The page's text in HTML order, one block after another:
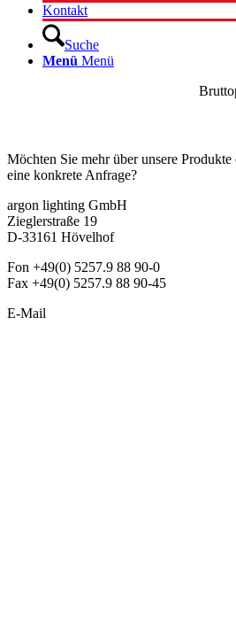
Kontakt
Suche
Menü Menü
Möchten Sie mehr über unsere
eine konkrete Anfrage?
argon lighting GmbH
Zieglerstraße 19
D-33161 Hövelhof
Fon +49(0) 5257.9 88 90-0
Fax +49(0) 5257.9 88 90-45
E-Mail